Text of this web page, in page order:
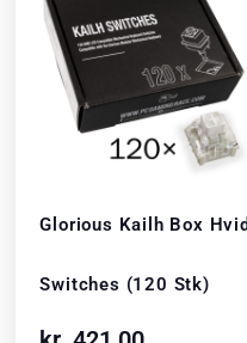
Glorious Kailh Box Hvid
Switches (120 Stk)